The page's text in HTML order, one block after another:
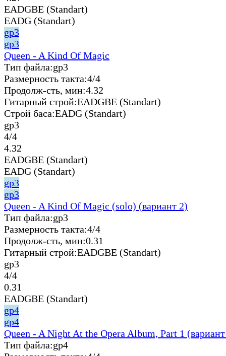
EADGBE (Standart)
EADG (Standart)
gp3
gp3
Queen - A Kind Of Magic
Тип файла:gp3
Размерность такта:4/4
Продолж-сть, мин:4.32
Гитарный строй:EADGBE (Standart)
Строй баса:EADG (Standart)
gp3
4/4
4.32
EADGBE (Standart)
EADG (Standart)
gp3
gp3
Queen - A Kind Of Magic (solo) (вариант 2)
Тип файла:gp3
Размерность такта:4/4
Продолж-сть, мин:0.31
Гитарный строй:EADGBE (Standart)
gp3
4/4
0.31
EADGBE (Standart)
gp4
gp4
Queen - A Night At the Opera Album, Part 1
Тип файла:gp4